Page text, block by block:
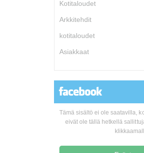
Kotitaloudet
Arkkitehdit
kotitaloudet
Asiakkaat
Tämä sisältö ei ole saatavilla,
eivät ole tällä hetkellä